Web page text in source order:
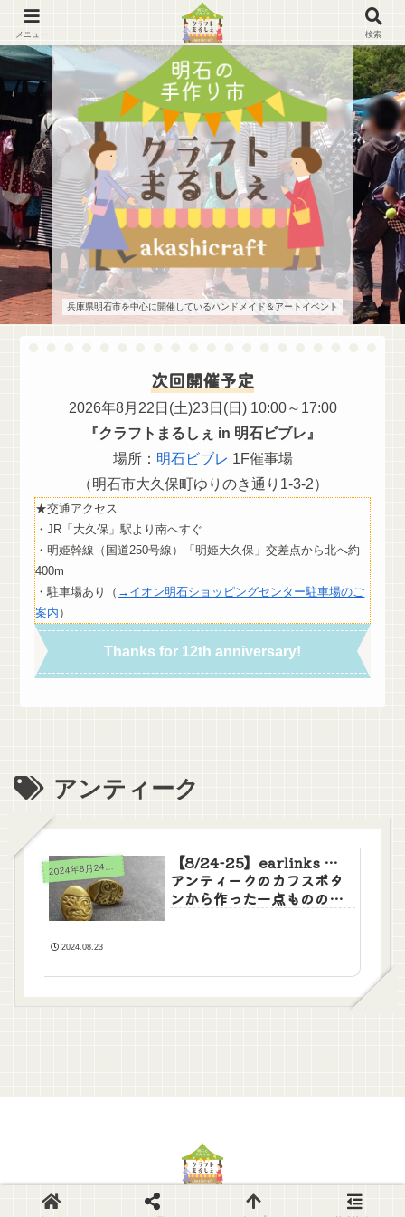
兵庫県明石市を中心に開催しているハンドメイド＆アートイベント
次回開催予定
2026年8月22日(土)23日(日) 10:00～17:00
『クラフトまるしぇ in 明石ビブレ』
場所： 明石ビブレ 1F催事場
（明石市大久保町ゆりのき通り1-3-2）
★交通アクセス
・JR「大久保」駅より南へすぐ
・明姫幹線（国道250号線）「明姫大久保」交差点から北へ約
400m
・駐車場あり（ →イオン明石ショッピングセンター駐車場のご
案内 ）
Thanks for 12th anniversary!
アンティーク
2 024年8月24日(土)25日(日)
【8/24-25】earlinks …
アンティークのカフスボタ
ンから作った一点もののピ
2024.08.23
© 2014-2026 Akashi-CraftMarche.
メニュー 検索